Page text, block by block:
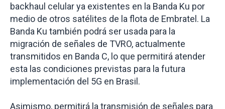
backhaul celular ya existentes en la Banda Ku por
medio de otros satélites de la flota de Embratel. La
Banda Ku también podrá ser usada para la
migración de señales de TVRO, actualmente
transmitidos en Banda C, lo que permitirá atender
esta las condiciones previstas para la futura
implementación del 5G en Brasil.
Asimismo, permitirá la transmisión de señales para